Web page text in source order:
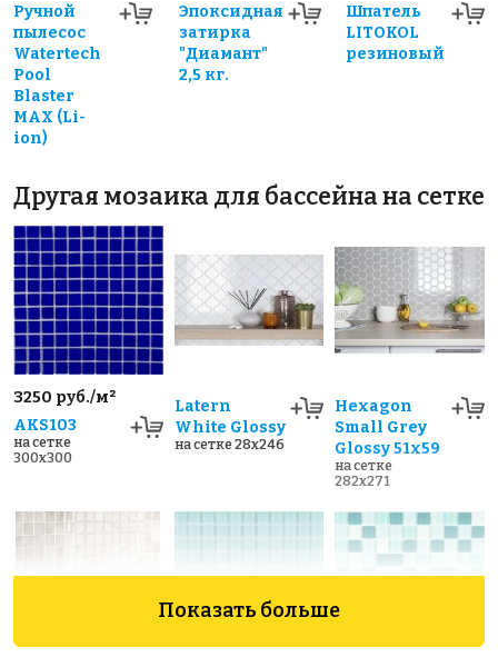
Ручной
пылесос
Watertech
Pool
Blaster
MAX (Li-
ion)
Эпоксидная
затирка
"Диамант"
2,5 кг.
Шпатель
LITOKOL
резиновый
Другая мозаика для бассейна на сетке
3250 руб./м²
AKS103
на сетке
300x300
Latern
White Glossy
на сетке 28x246
Hexagon
Small Grey
Glossy 51x59
на сетке
282x271
Показать больше